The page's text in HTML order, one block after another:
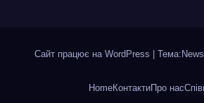
Сайт працює на WordPress
HomeКонтактиПро нас